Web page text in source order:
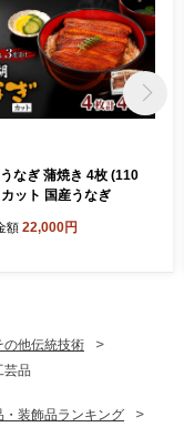
なぎ 蒲焼き 4枚 (110
ット 国産うなぎ
額 22,000円
の他伝統技術
芸品
・装飾品ランキング